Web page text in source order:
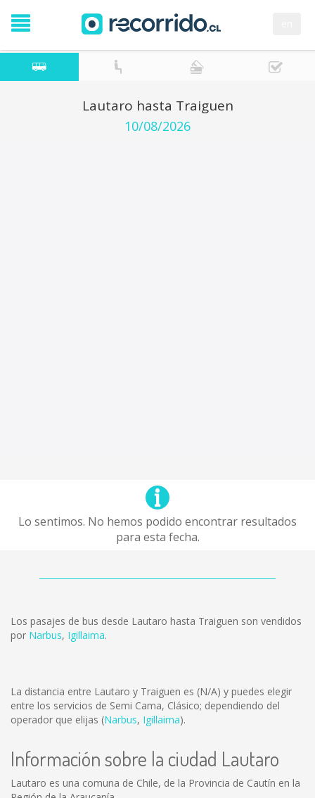
Lautaro hasta Traiguen
10/08/2026
Lo sentimos. No hemos podido encontrar resultados
para esta fecha.
Los pasajes de bus desde Lautaro hasta Traiguen son vendidos
por Narbus, Igillaima.
La distancia entre Lautaro y Traiguen es (N/A) y puedes elegir
entre los servicios de Semi Cama, Clásico; dependiendo del
operador que elijas (Narbus, Igillaima).
Información sobre la ciudad Lautaro
Lautaro es una comuna de Chile, de la Provincia de Cautín en la